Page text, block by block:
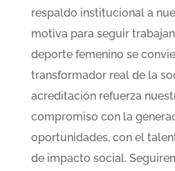
respaldo institucional a
motiva para seguir
deporte femenino se
transformador real de la
acreditación refuerza
compromiso con la
oportunidades, con el
de impacto social.